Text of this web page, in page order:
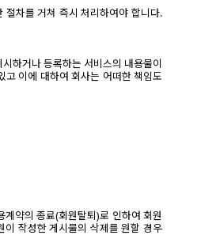
차를 거쳐 즉시 처리하여야 합니다.
하거나 등록하는 서비스의 내용물이
고 이에 대하여 회사는 어떠한 책임도
약의 종료(회원탈퇴)로 인하여 회원
작성한 게시물의 삭제를 원할 경우